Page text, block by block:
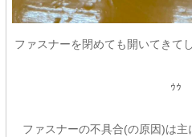
ファスナーを閉めても開いてきて
ｩｩ
ファスナーの不具合(の原因)は主